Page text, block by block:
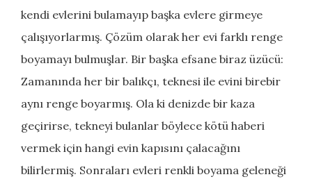
kendi evlerini bulamayıp başka evlere girmeye
çalışıyorlarmış. Çözüm olarak her evi farklı renge
boyamayı bulmuşlar. Bir başka efsane biraz üzücü:
Zamanında her bir balıkçı, teknesi ile evini birebir
aynı renge boyarmış. Ola ki denizde bir kaza
geçirirse, tekneyi bulanlar böylece kötü haberi
vermek için hangi evin kapısını çalacağını
bilirlermiş. Sonraları evleri renkli boyama geleneği